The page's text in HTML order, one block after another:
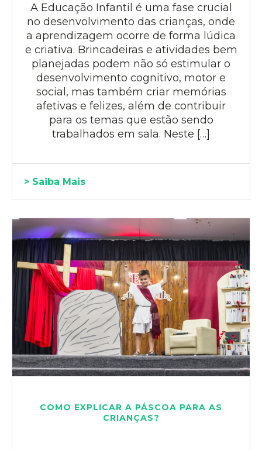
A Educação Infantil é uma fase crucial
no desenvolvimento das crianças, onde
a aprendizagem ocorre de forma lúdica
e criativa. Brincadeiras e atividades bem
planejadas podem não só estimular o
desenvolvimento cognitivo, motor e
social, mas também criar memórias
afetivas e felizes, além de contribuir
para os temas que estão sendo
trabalhados em sala. Neste […]
> Saiba Mais
COMO EXPLICAR A PÁSCOA PARA AS
CRIANÇAS?